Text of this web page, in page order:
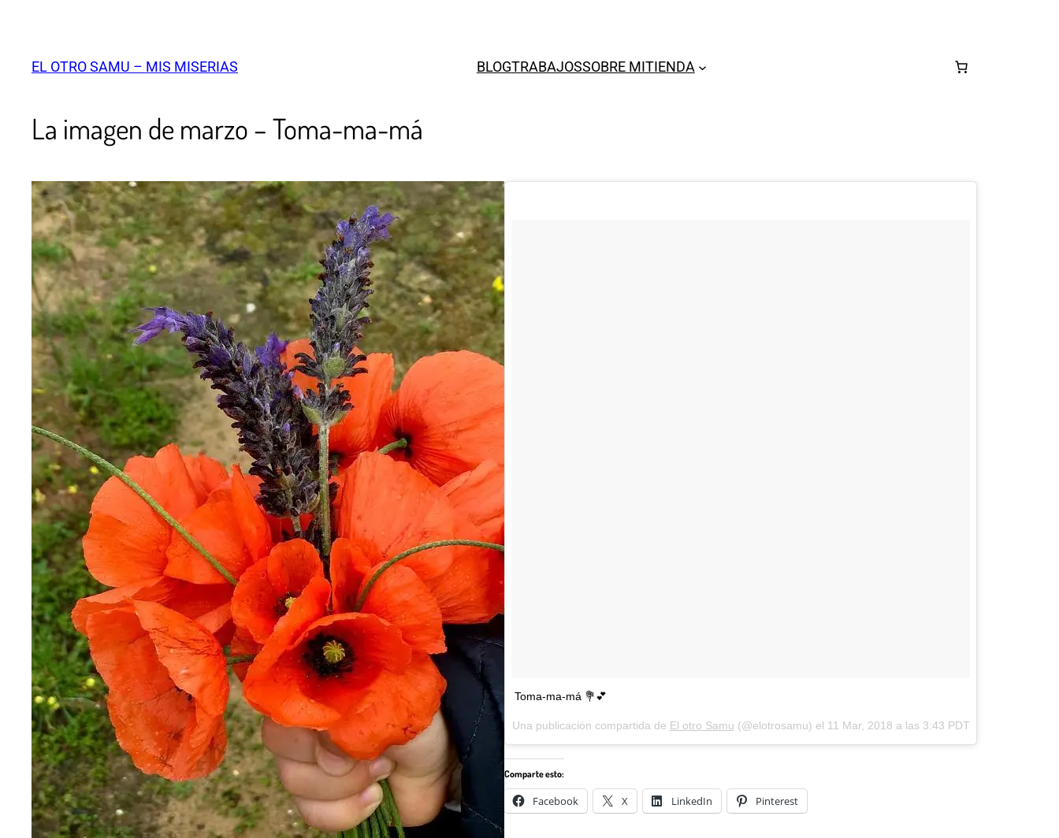
EL OTRO SAMU – MIS MISERIAS BLOGTRABAJOSSOBRE MITIENDA
La imagen de marzo – Toma-ma-má
Toma-ma-má 💐💕
Una publicación compartida de El otro Samu (@elotrosamu) el 11 Mar, 2018 a las 3:43 PDT
Comparte esto:
Facebook X LinkedIn Pinterest